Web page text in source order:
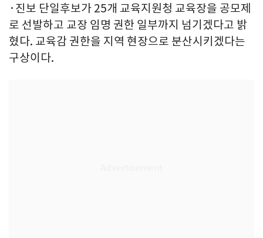
·진보 단일후보가 25개 교육지원청 교육장을 공모제
로 선발하고 교장 임명 권한 일부까지 넘기겠다고 밝
혔다. 교육감 권한을 지역 현장으로 분산시키겠다는
구상이다.